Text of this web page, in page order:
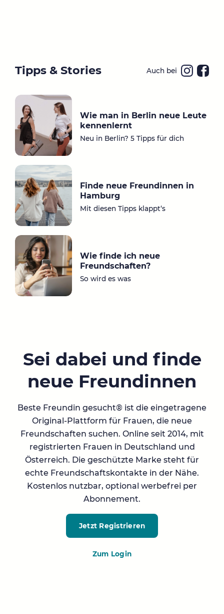
Tipps & Stories Auch bei
a
ok
Wie man in Berlin neue Leute
kennenlernt
Neu in Berlin? 5 Tipps für dich
Finde neue Freundinnen in
Hamburg
Mit diesen Tipps klappt‘s
Wie finde ich neue
Freundschaften?
So wird es was
Sei dabei und finde
neue Freundinnen
Beste Freundin gesucht® ist die eingetragene
Original-Plattform für Frauen, die neue
Freundschaften suchen. Online seit 2014, mit
registrierten Frauen in Deutschland und
Österreich. Die geschützte Marke steht für
echte Freundschaftskontakte in der Nähe.
Kostenlos nutzbar, optional werbefrei per
Abonnement.
Jetzt Registrieren
Zum Login